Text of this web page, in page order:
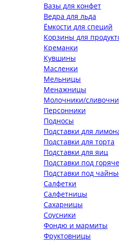
Вазы для конфет
Ведра для льда
Ёмкости для специй
Корзины для
Креманки
Кувшины
Масленки
Мельницы
Менажницы
Молочники/
Персонники
Подносы
Подставки для
Подставки для торта
Подставки для яиц
Подставки под
Подставки под
Салфетки
Салфетницы
Сахарницы
Соусники
Фондю и мармиты
Фруктовницы